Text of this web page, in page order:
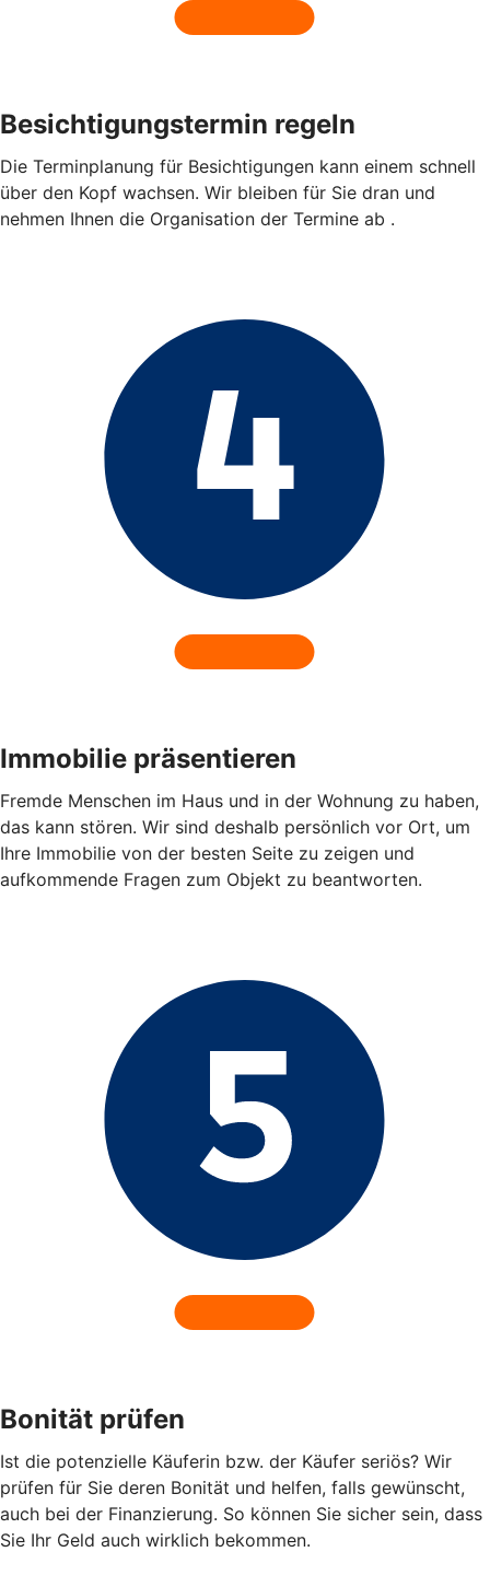
Besichtigungstermin regeln
Die Terminplanung für Besichtigungen kann einem schnell
über den Kopf wachsen. Wir bleiben für Sie dran und
nehmen Ihnen die Organisation der Termine ab .
Immobilie präsentieren
Fremde Menschen im Haus und in der Wohnung zu haben,
das kann stören. Wir sind deshalb persönlich vor Ort, um
Ihre Immobilie von der besten Seite zu zeigen und
aufkommende Fragen zum Objekt zu beantworten.
Bonität prüfen
Ist die potenzielle Käuferin bzw. der Käufer seriös? Wir
prüfen für Sie deren Bonität und helfen, falls gewünscht,
auch bei der Finanzierung. So können Sie sicher sein, dass
Sie Ihr Geld auch wirklich bekommen.